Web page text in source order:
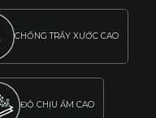
CHỐNG TRẦY XƯỚC CAO
ĐỘ CHỊU ẨM CAO